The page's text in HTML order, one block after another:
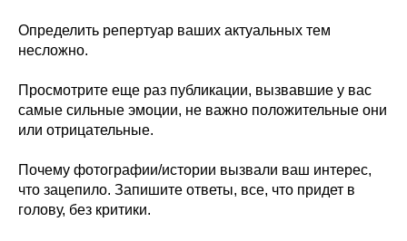
Определить репертуар ваших актуальных тем
несложно.
Просмотрите еще раз публикации, вызвавшие у вас
самые сильные эмоции, не важно положительные они
или отрицательные.
Почему фотографии/истории вызвали ваш интерес,
что зацепило. Запишите ответы, все, что придет в
голову, без критики.